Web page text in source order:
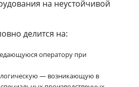
на неустойчивой
делится на:
оператору при
— возникающую в